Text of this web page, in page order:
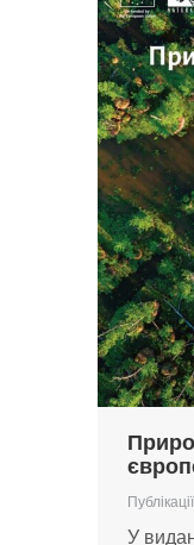
Публікації
У